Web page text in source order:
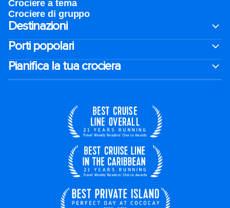
Crociere a tema
Crociere di gruppo
Destinazioni
Porti popolari
Pianifica la tua crociera